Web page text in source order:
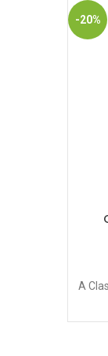
-20%
A